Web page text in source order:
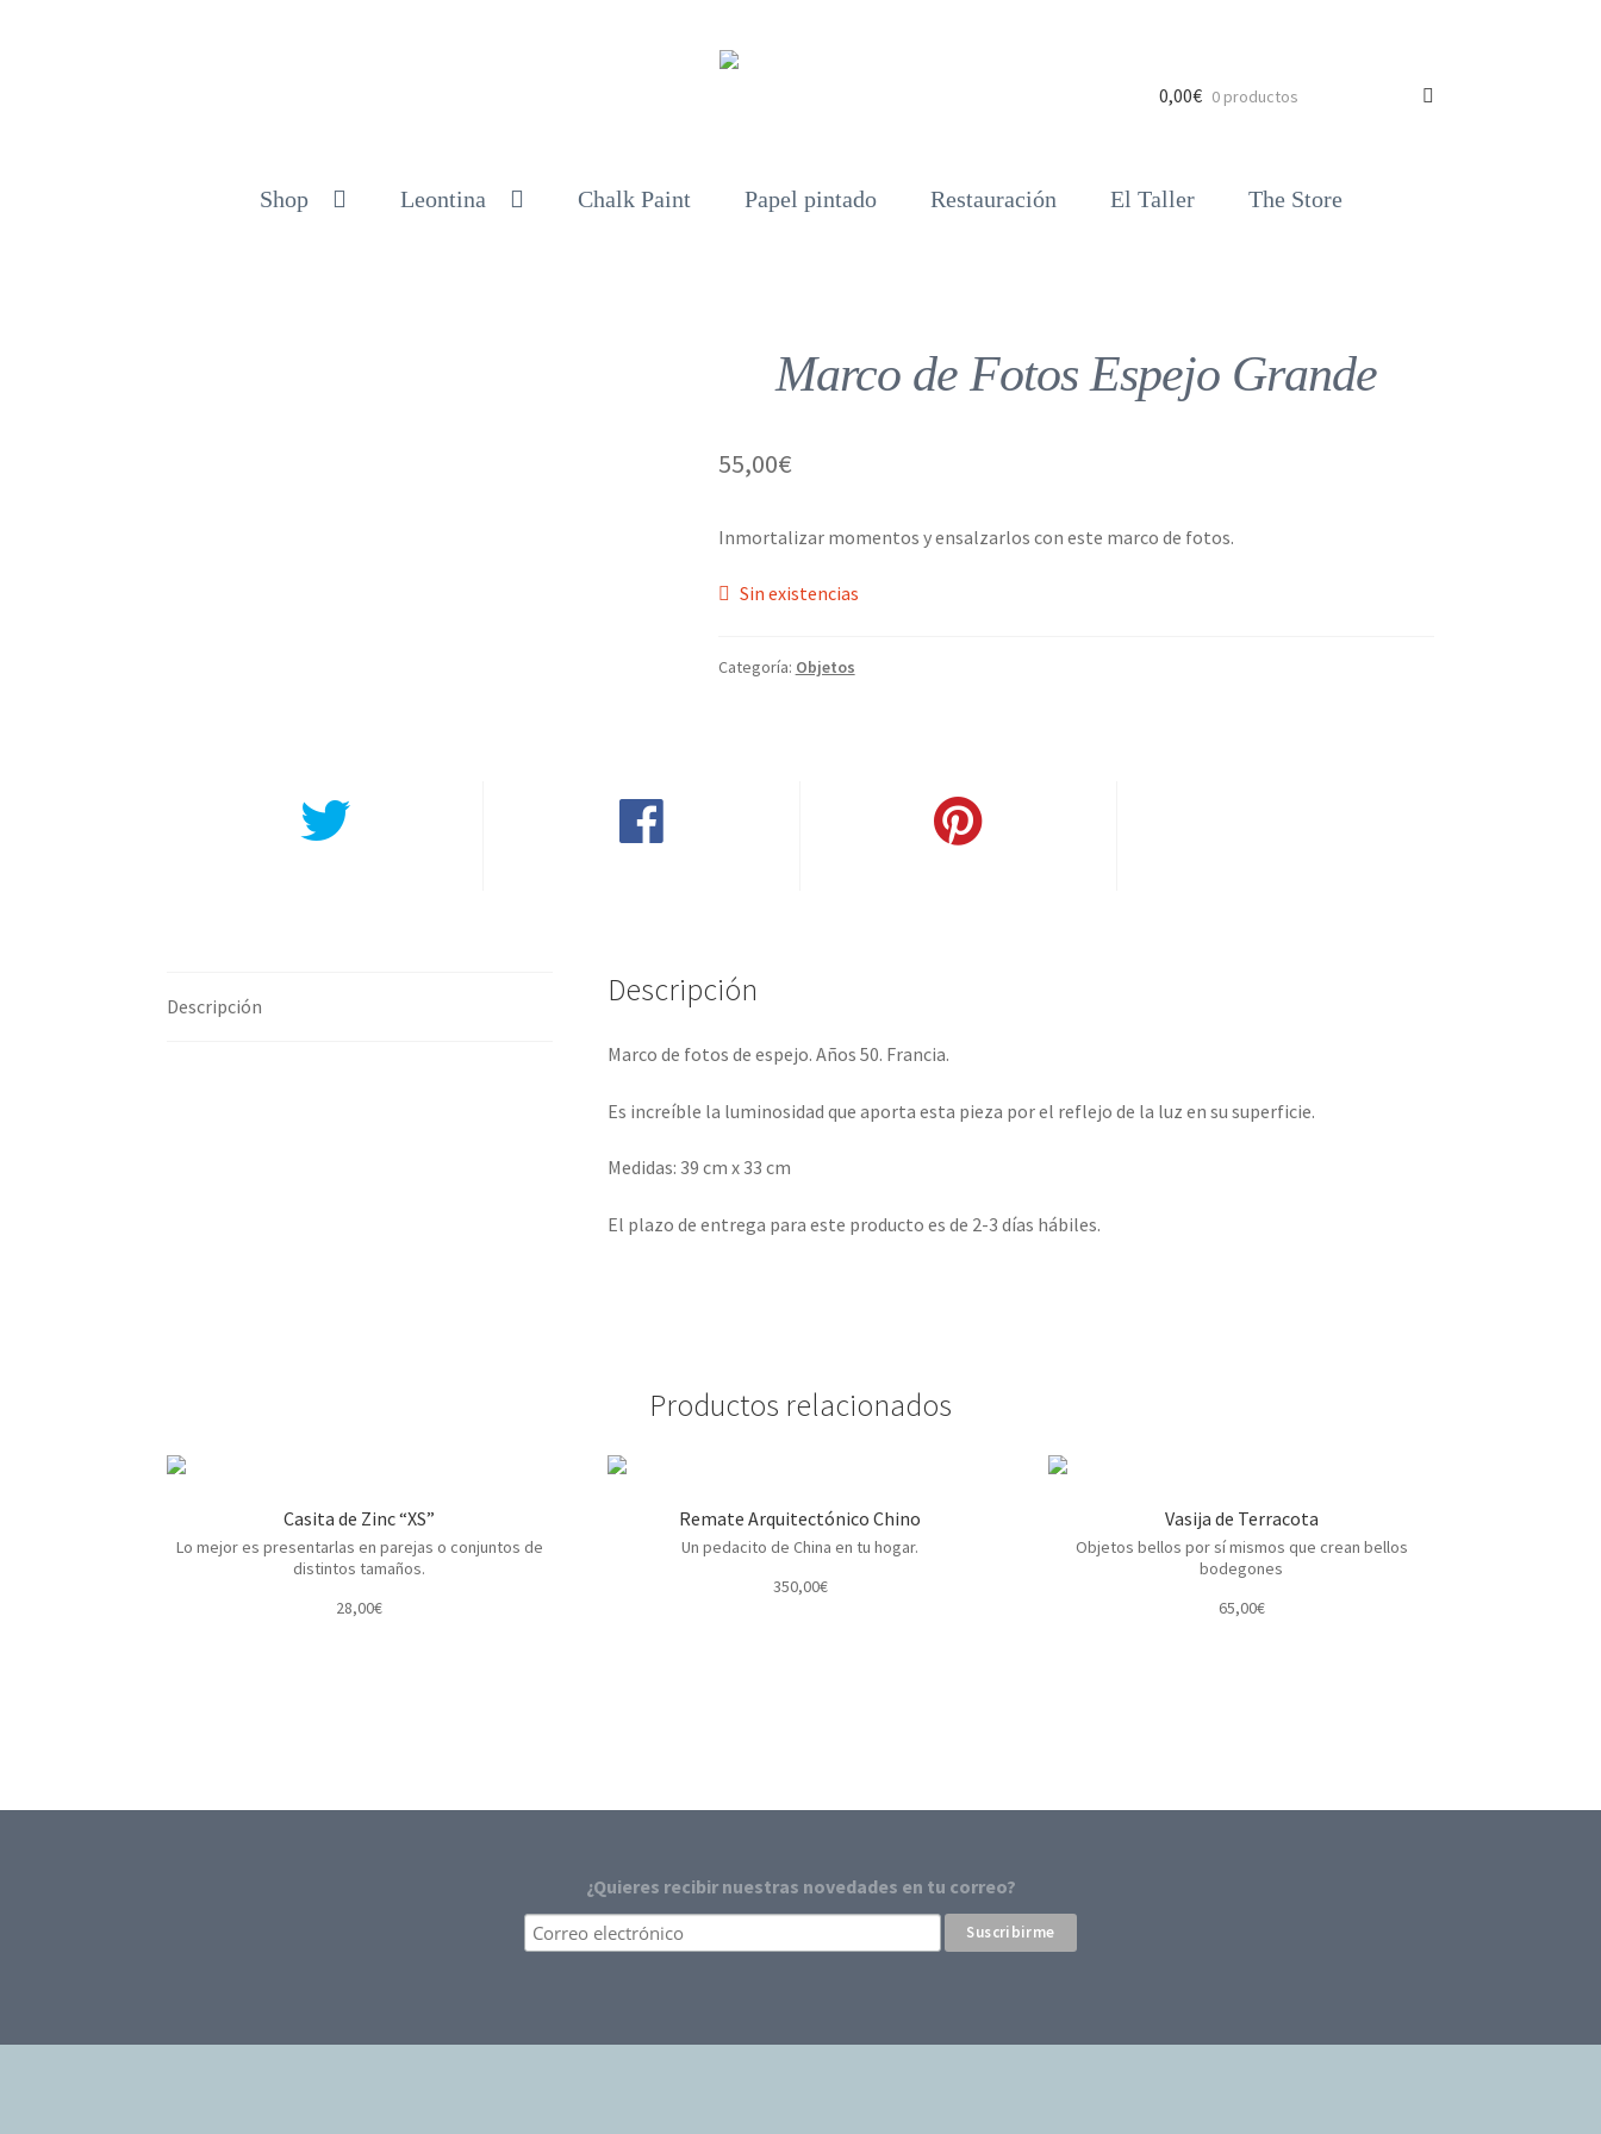
0,00€ 0 productos
Shop Leontina Chalk Paint Papel pintado Restauración El Taller The Store
Marco de Fotos Espejo Grande
55,00€
Inmortalizar momentos y ensalzarlos con este marco de fotos.
Sin existencias
Categoría: Objetos
Descripción Descripción
Marco de fotos de espejo. Años 50. Francia.
Es increíble la luminosidad que aporta esta pieza por el reflejo de la luz en su superficie.
Medidas: 39 cm x 33 cm
El plazo de entrega para este producto es de 2-3 días hábiles.
Productos relacionados
Casita de Zinc “XS”
Lo mejor es presentarlas en parejas o conjuntos de
distintos tamaños.
28,00€
Remate Arquitectónico Chino
Un pedacito de China en tu hogar.
350,00€
Vasija de Terracota
Objetos bellos por sí mismos que crean bellos
bodegones
65,00€
¿Quieres recibir nuestras novedades en tu correo?